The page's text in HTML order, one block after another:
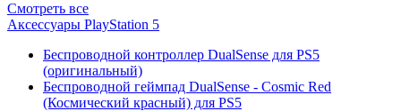
Смотреть все
Аксессуары PlayStation 5
Беспроводной контроллер DualSense для PS5
(оригинальный)
Беспроводной геймпад DualSense - Cosmic Red
(Космический красный) для PS5